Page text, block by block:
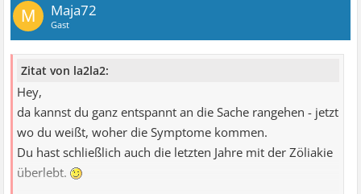
M Maja72
Gast
Zitat von la2la2:
Hey,
da kannst du ganz entspannt an die Sache rangehen - jetzt
wo du weißt, woher die Symptome kommen.
Du hast schließlich auch die letzten Jahre mit der Zöliakie
überlebt.